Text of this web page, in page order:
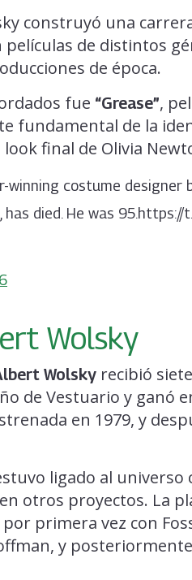
construyó una
de distintos
de época.
fue “Grease”,
fundamental de la
final de Olivia
costume designer
has died. He was 95.https://
Wolsky
Wolsky recibió
de Vestuario y ganó
en 1979, y
ligado al universo
otros proyectos. La
primera vez con
y